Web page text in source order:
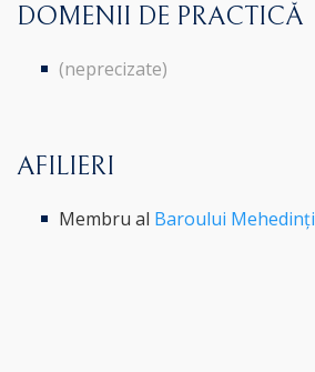
DOMENII DE PRACTICĂ
(neprecizate)
AFILIERI
Membru al Baroului Mehedinți